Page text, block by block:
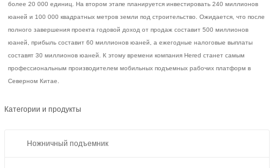
более 20 000 единиц. На втором этапе планируется инвестировать 240 миллионов
юаней и 100 000 квадратных метров земли под строительство. Ожидается, что после
полного завершения проекта годовой доход от продаж составит 500 миллионов
юаней, прибыль составит 60 миллионов юаней, а ежегодные налоговые выплаты
составят 30 миллионов юаней. К этому времени компания Hered станет самым
профессиональным производителем мобильных подъемных рабочих платформ в
Северном Китае.
Категории и продукты
Ножничный подъемник